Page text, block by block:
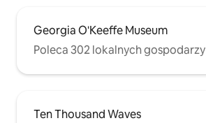
Georgia O'Keeffe Museum
Poleca 302 lokalnych gospodarzy
Ten Thousand Waves